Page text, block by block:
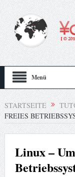
Menü
STARTSEITE
FREIES
Linux –